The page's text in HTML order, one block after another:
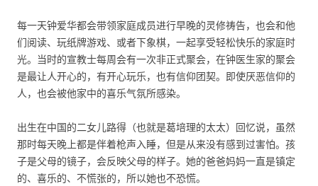
每一天钟爱华都会带领家庭成员进行早晚的灵修祷告，也会和他
们阅读、玩纸牌游戏、或者下象棋，一起享受轻松快乐的家庭时
光。当时的宣教士每周会有一次非正式聚会，在钟医生家的聚会
是最让人开心的，有开心玩乐，也有信仰团契。即使厌恶信仰的
人，也会被他家中的喜乐气氛所感染。
出生在中国的二女儿路得（也就是葛培理的太太）回忆说，虽然
那时每天晚上都是伴着枪声入睡，但是从来没有感到过害怕。孩
子是父母的镜子，会反映父母的样子。她的爸爸妈妈一直是镇定
的、喜乐的、不慌张的，所以她也不恐慌。